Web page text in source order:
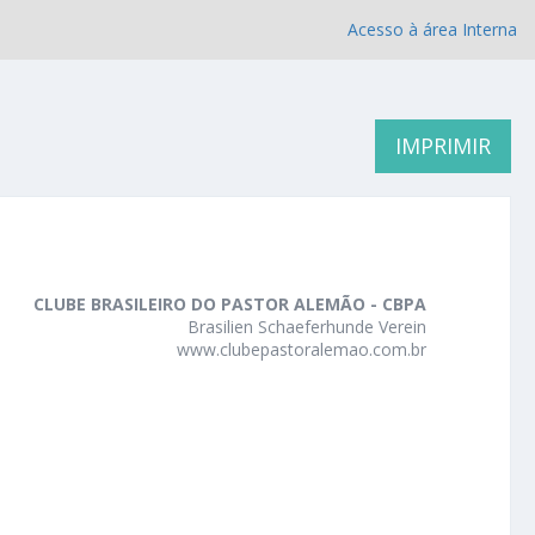
Acesso à área Interna
IMPRIMIR
CLUBE BRASILEIRO DO PASTOR ALEMÃO - CBPA
Brasilien Schaeferhunde Verein
www.clubepastoralemao.com.br